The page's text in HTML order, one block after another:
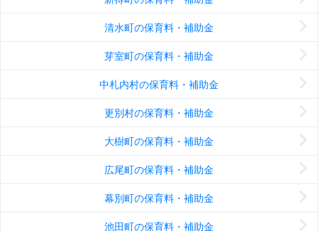
清水町の保育料・補助金
芽室町の保育料・補助金
中札内村の保育料・補助金
更別村の保育料・補助金
大樹町の保育料・補助金
広尾町の保育料・補助金
幕別町の保育料・補助金
池田町の保育料・補助金